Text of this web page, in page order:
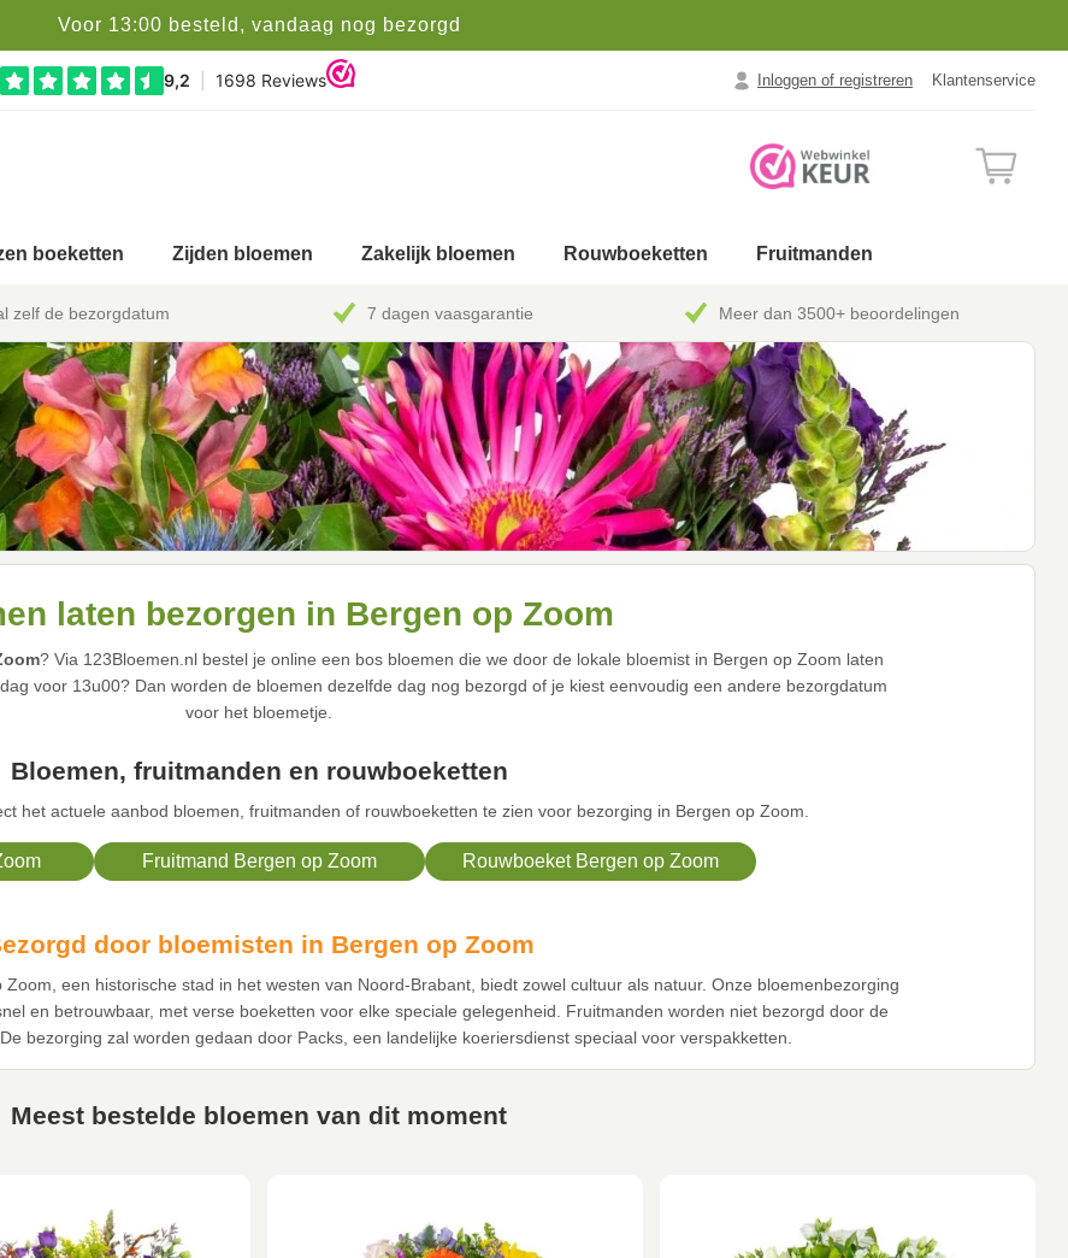
Voor 13:00 besteld, vandaag nog bezorgd
Inloggen of registreren Klantenservice
boeketten Zijden bloemen Zakelijk bloemen Rouwboeketten Fruitmanden
zelf de bezorgdatum 7 dagen vaasgarantie Meer dan 3500+ beoordelingen
laten bezorgen in Bergen op Zoom
? Via 123Bloemen.nl bestel je online een bos bloemen die we door de lokale bloemist in Bergen op Zoom laten
voor 13u00? Dan worden de bloemen dezelfde dag nog bezorgd of je kiest eenvoudig een andere bezorgdatum
voor het bloemetje.
Bloemen, fruitmanden en rouwboeketten
het actuele aanbod bloemen, fruitmanden of rouwboeketten te zien voor bezorging in Bergen op Zoom.
Fruitmand Bergen op Zoom Rouwboeket Bergen op Zoom
door bloemisten in Bergen op Zoom
een historische stad in het westen van Noord-Brabant, biedt zowel cultuur als natuur. Onze bloemenbezorging
en betrouwbaar, met verse boeketten voor elke speciale gelegenheid. Fruitmanden worden niet bezorgd door de
bezorging zal worden gedaan door Packs, een landelijke koeriersdienst speciaal voor verspakketten.
Meest bestelde bloemen van dit moment